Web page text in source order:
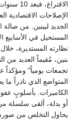
الإصلاحات الاقتصادية
الجديد لبينين. من صالة
المستحيل في الأسابيع
نظارته المستديرة،
بنين، مُقيماً العديد من
تجمعات يومياً" ومؤكداً
المتواضع الذي نادراً
الكاميرات. بأسلوبٍ
أو بدلة، ألقى سلسلة
يحاول التخلص من صورة